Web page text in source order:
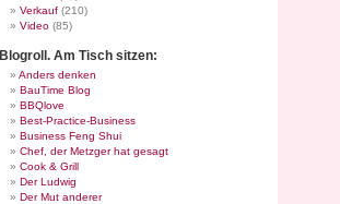
Verkauf (210)
Video (85)
Blogroll. Am Tisch sitzen:
Anders denken
BauTime Blog
BBQlove
Best-Practice-Business
Business Feng Shui
Chef, der Metzger hat gesagt
Cook & Grill
Der Ludwig
Der Mut anderer